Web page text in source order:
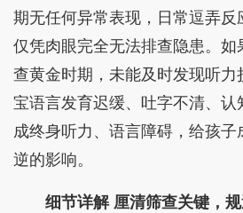
期无任何异常表现，日常逗弄反
仅凭肉眼完全无法排查隐患。
查黄金时期，未能及时发现听
宝语言发育迟缓、吐字不清、
成终身听力、语言障碍，给孩
逆的影响。
细节详解 厘清筛查关键，